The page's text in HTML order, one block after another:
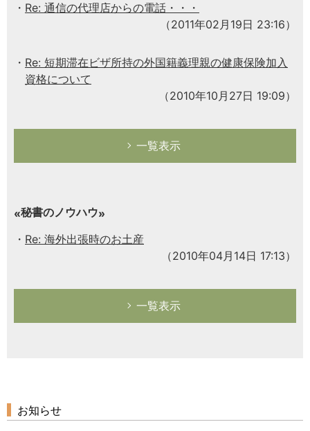
Re: 通信の代理店からの電話・・・
（2011年02月19日 23:16）
Re: 短期滞在ビザ所持の外国籍義理親の健康保険加入
資格について
（2010年10月27日 19:09）
一覧表示
秘書のノウハウ
Re: 海外出張時のお土産
（2010年04月14日 17:13）
一覧表示
お知らせ